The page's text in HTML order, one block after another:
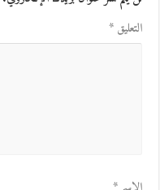
التعليق*